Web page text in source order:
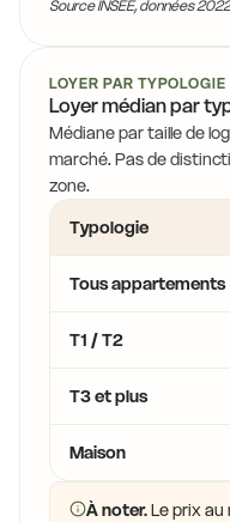
Source INSEE, données
LOYER PAR TYPOLOGIE
Loyer médian par
Médiane par taille de
marché. Pas de
zone.
Typologie
Tous appartements
T1 / T2
T3 et plus
Maison
À noter.Le prix au